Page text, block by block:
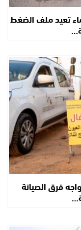
تعيد ملف الضغط
فرق الصيانة